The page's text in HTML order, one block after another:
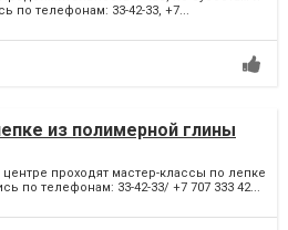
по телефонам: 33-42-33, +7...
из полимерной глины
проходят мастер-классы по лепке
по телефонам: 33-42-33/ +7 707 333 42...